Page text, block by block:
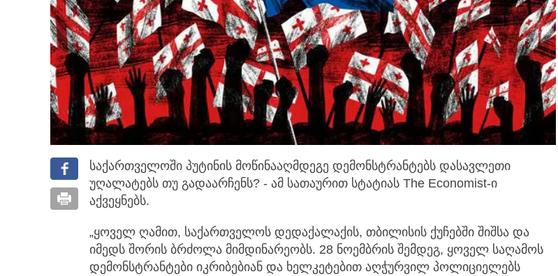
საქართველოში პუტინის მოწინააღმდეგე დემონსტრანტებს დასავლეთი
უღალატებს თუ გადაარჩენს? - ამ სათაურით სტატიას The Economist-ი
აქვეყნებს.
„ყოველ ღამით, საქართველოს დედაქალაქის, თბილისის ქუჩებში შიშსა და
იმედს შორის ბრძოლა მიმდინარეობს. 28 ნოემბრის შემდეგ, ყოველ საღამოს
დემონსტრანტები იკრიბებიან და ხელკეტებით აღჭურვილ პოლიციელებს